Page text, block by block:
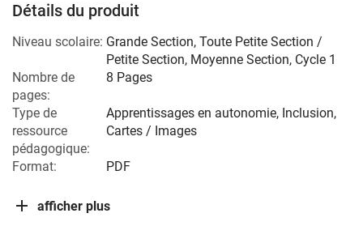
Détails du produit
Niveau scolaire: Grande Section, Toute Petite Section /
Petite Section, Moyenne Section, Cycle 1
Nombre de
pages:
8 Pages
Type de
ressource
pédagogique:
Apprentissages en autonomie, Inclusion,
Cartes / Images
Format: PDF
afficher plus